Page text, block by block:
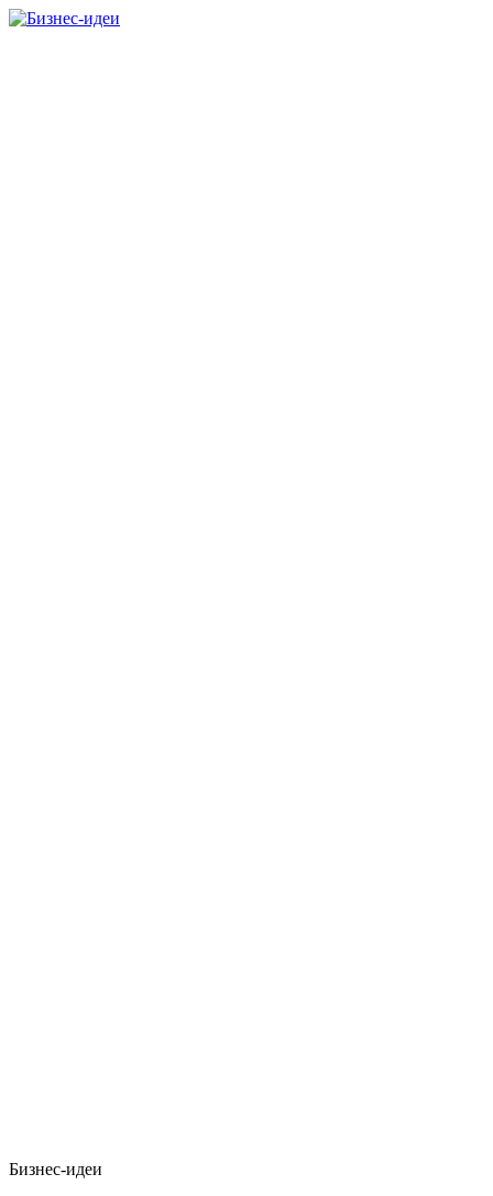
Бизнес-идеи